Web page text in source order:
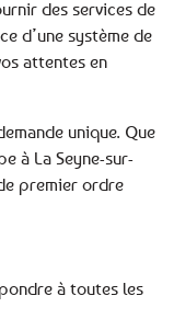
des services de
d’une système de
attentes en
unique. Que
à La Seyne-sur-
premier ordre
à toutes les